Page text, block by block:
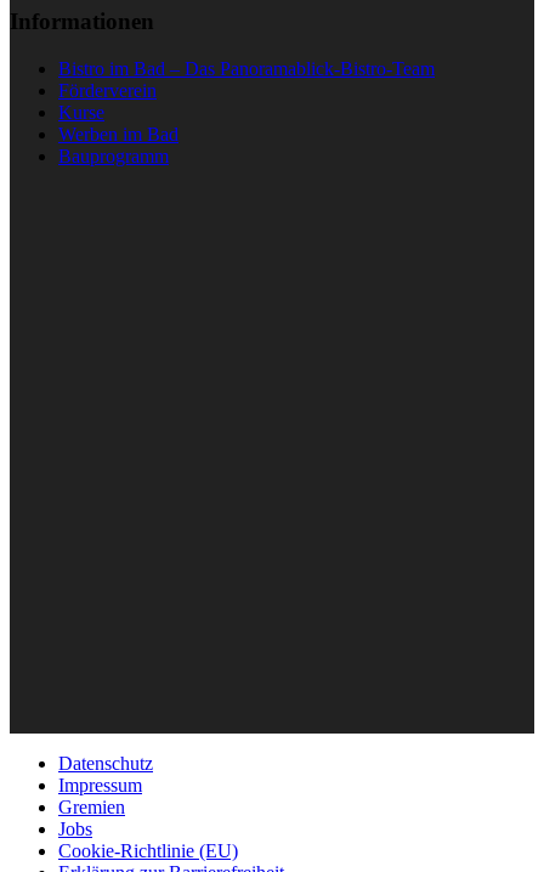
Informationen
Bistro im Bad – Das Panoramablick-Bistro-Team
Förderverein
Kurse
Werben im Bad
Bauprogramm
Datenschutz
Impressum
Gremien
Jobs
Cookie-Richtlinie (EU)